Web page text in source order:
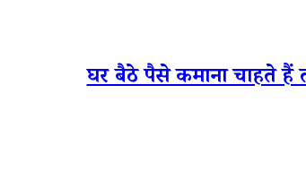
घर बैठे पैसे कमाना चाहते हैं